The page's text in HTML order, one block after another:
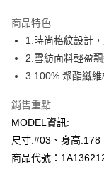
Apple Pay
悠遊付
全盈+PAY
AFTEE先享後付
相關說明
商品特色
1.時尚格紋設計
2.雪紡面料輕盈
3.100% 聚酯纖維
銷售重點
MODEL資訊:
尺寸:#03、身高
商品代號：